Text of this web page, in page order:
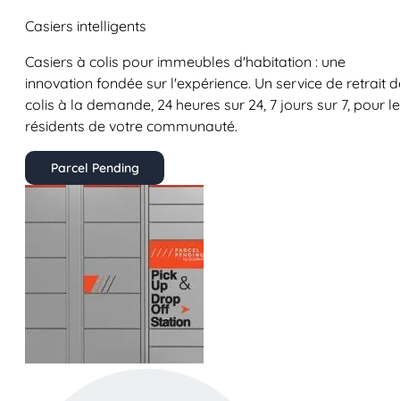
Casiers intelligents
Casiers à colis pour immeubles d'habitation : une
innovation fondée sur l'expérience. Un service de retrait
colis à la demande, 24 heures sur 24, 7 jours sur 7, pour
résidents de votre communauté.
Parcel Pending